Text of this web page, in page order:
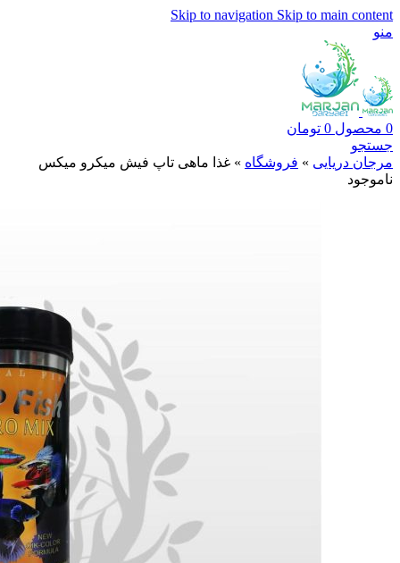
Skip to navigation Skip to main content
منو
0 محصول 0 تومان
جستجو
مرجان دریایی » فروشگاه » غذا ماهی تاپ فیش میکرو میکس
ناموجود